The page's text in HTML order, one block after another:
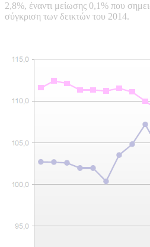
2,8%, έναντι μείωσης 0,1% που
σύγκριση των δεικτών του 2014.